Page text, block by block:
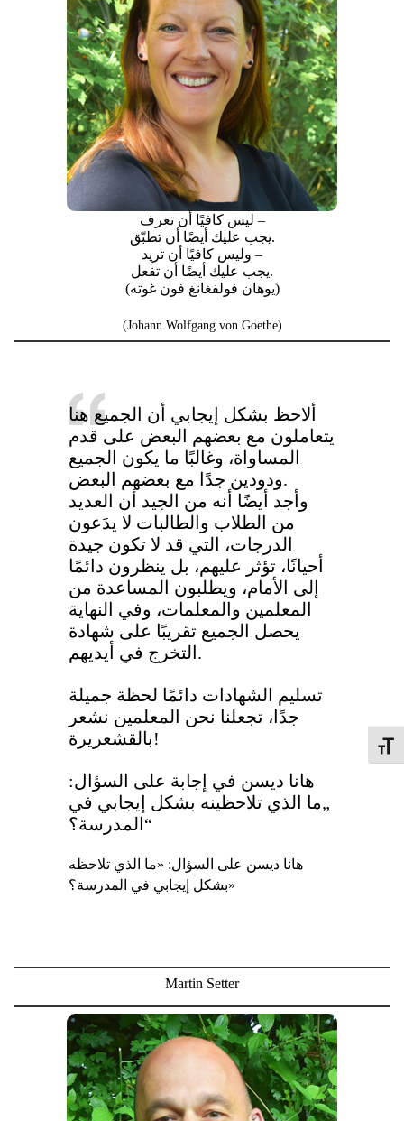
ليس كافيًا أن تعرف –
يجب عليك أيضًا أن تطبّق.
وليس كافيًا أن تريد –
يجب عليك أيضًا أن تفعل.
(يوهان فولفغانغ فون غوته)
(Johann Wolfgang von Goethe)
ألاحظ بشكل إيجابي أن الجميع هنا
يتعاملون مع بعضهم البعض على قدم
المساواة، وغالبًا ما يكون الجميع
ودودين جدًا مع بعضهم البعض.
وأجد أيضًا أنه من الجيد أن العديد
من الطلاب والطالبات لا يدَعون
الدرجات، التي قد لا تكون جيدة
أحيانًا، تؤثر عليهم، بل ينظرون دائمًا
إلى الأمام، ويطلبون المساعدة من
المعلمين والمعلمات، وفي النهاية
يحصل الجميع تقريبًا على شهادة
التخرج في أيديهم.
تسليم الشهادات دائمًا لحظة جميلة
جدًا، تجعلنا نحن المعلمين نشعر
بالقشعريرة!
هانا ديسن في إجابة على السؤال:
„ما الذي تلاحظينه بشكل إيجابي في
المدرسة؟“
هانا ديسن على السؤال: «ما الذي تلاحظه
بشكل إيجابي في المدرسة؟»
Martin Setter